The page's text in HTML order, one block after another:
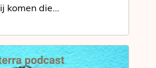
komen die…